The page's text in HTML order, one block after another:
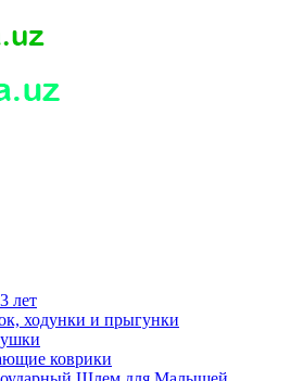
лет
ходунки и прыгунки
коврики